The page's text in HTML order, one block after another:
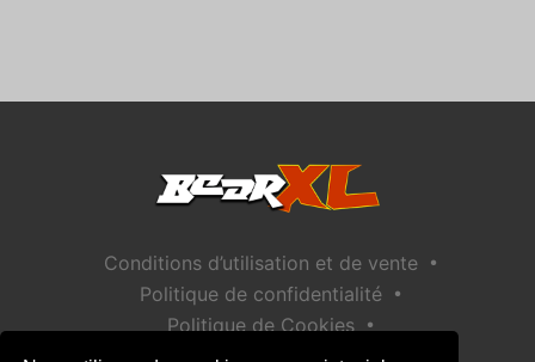
Conditions d’utilisation et de vente •
Politique de confidentialité •
Politique de Cookies •
Politique de sécurité des enfants